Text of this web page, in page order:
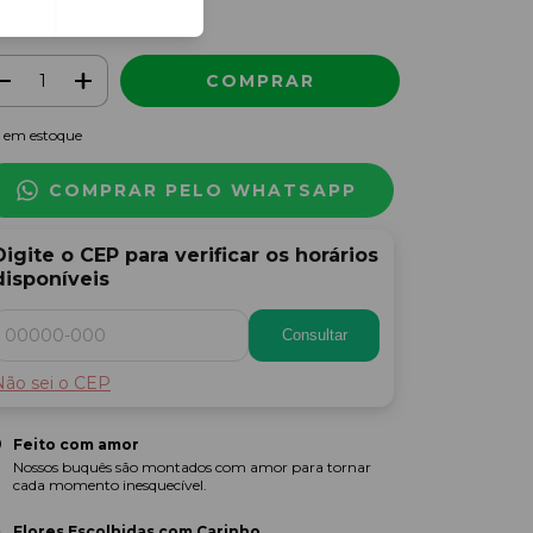
em estoque
COMPRAR PELO WHATSAPP
o CEP para verificar os horários
Consultar
sei o CEP
Feito com amor
Nossos buquês são montados com amor para tornar
cada momento inesquecível.